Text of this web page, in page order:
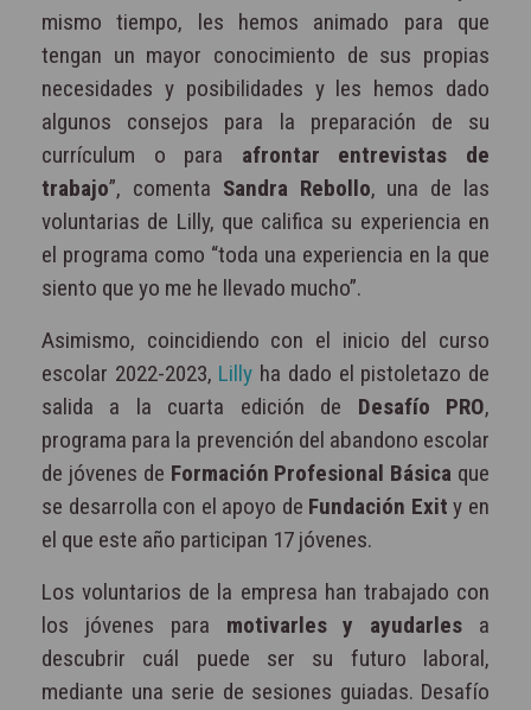
mismo tiempo, les hemos animado para que
tengan un mayor conocimiento de sus propias
necesidades y posibilidades y les hemos dado
algunos consejos para la preparación de su
currículum o para afrontar entrevistas de
trabajo”, comenta Sandra Rebollo, una de las
voluntarias de Lilly, que califica su experiencia en
el programa como “toda una experiencia en la que
siento que yo me he llevado mucho”.
Asimismo, coincidiendo con el inicio del curso
escolar 2022-2023, Lilly ha dado el pistoletazo de
salida a la cuarta edición de Desafío PRO,
programa para la prevención del abandono escolar
de jóvenes de Formación Profesional Básica que
se desarrolla con el apoyo de Fundación Exit y en
el que este año participan 17 jóvenes.
Los voluntarios de la empresa han trabajado con
los jóvenes para motivarles y ayudarles a
descubrir cuál puede ser su futuro laboral,
mediante una serie de sesiones guiadas. Desafío